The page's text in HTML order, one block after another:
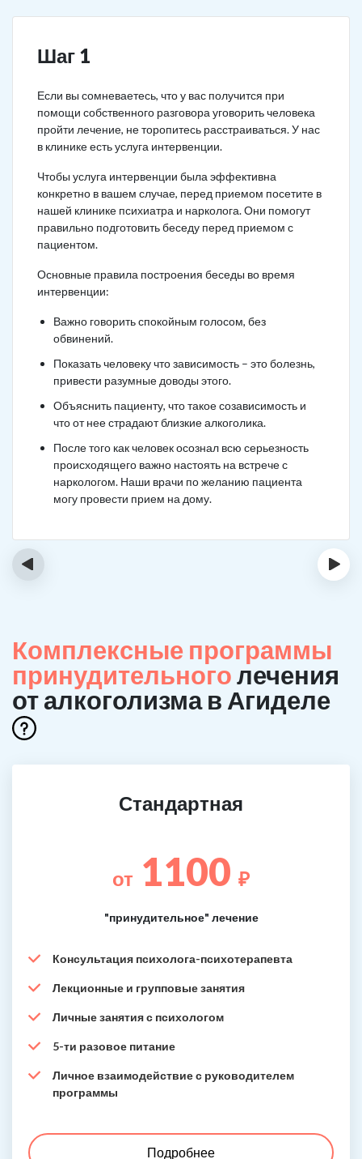
Шаг 1
Если вы сомневаетесь, что у вас получится при
помощи собственного разговора уговорить человека
пройти лечение, не торопитесь расстраиваться. У нас
в клинике есть услуга интервенции.
Чтобы услуга интервенции была эффективна
конкретно в вашем случае, перед приемом посетите в
нашей клинике психиатра и нарколога. Они помогут
правильно подготовить беседу перед приемом с
пациентом.
Основные правила построения беседы во время
интервенции:
Важно говорить спокойным голосом, без
обвинений.
Показать человеку что зависимость – это болезнь,
привести разумные доводы этого.
Объяснить пациенту, что такое созависимость и
что от нее страдают близкие алкоголика.
После того как человек осознал всю серьезность
происходящего важно настоять на встрече с
наркологом. Наши врачи по желанию пациента
могу провести прием на дому.
‹ ›
Комплексные программы
принудительноголечения
от алкоголизма в Агиделе
Стандартная
от 1100 ₽
"принудительное" лечение
Консультация психолога-психотерапевта
Лекционные и групповые занятия
Личные занятия с психологом
5-ти разовое питание
Личное взаимодействие с руководителем
программы
Подробнее